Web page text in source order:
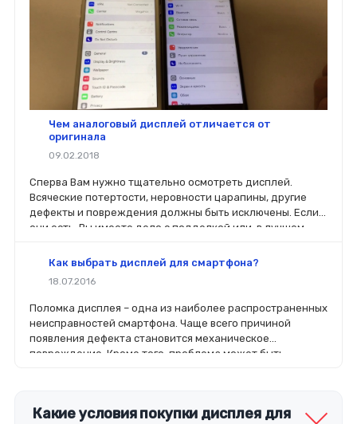
Чем аналоговый дисплей отличается от
оригинала
09.02.2018
Сперва Вам нужно тщательно осмотреть дисплей.
Всяческие потертости, неровности царапины, другие
дефекты и повреждения должны быть исключены. Если
они есть, Вы имеете дело с подделкой или, в лучшем
Как выбрать дисплей для смартфона?
18.07.2016
Поломка дисплея – одна из наиболее распространенных
неисправностей смартфона. Чаще всего причиной
появления дефекта становится механическое
повреждение. Кроме того, проблема может быть
Какие условия покупки дисплея для